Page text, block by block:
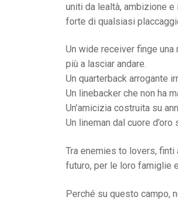
uniti da lealtà, ambizione
forte di qualsiasi
Un wide receiver finge
più a lasciar andare.
Un quarterback arrogante
Un linebacker che non ha
Un’amicizia costruita su
Un lineman dal cuore
Tra enemies to lovers,
futuro, per le loro famiglie
Perché su questo campo,